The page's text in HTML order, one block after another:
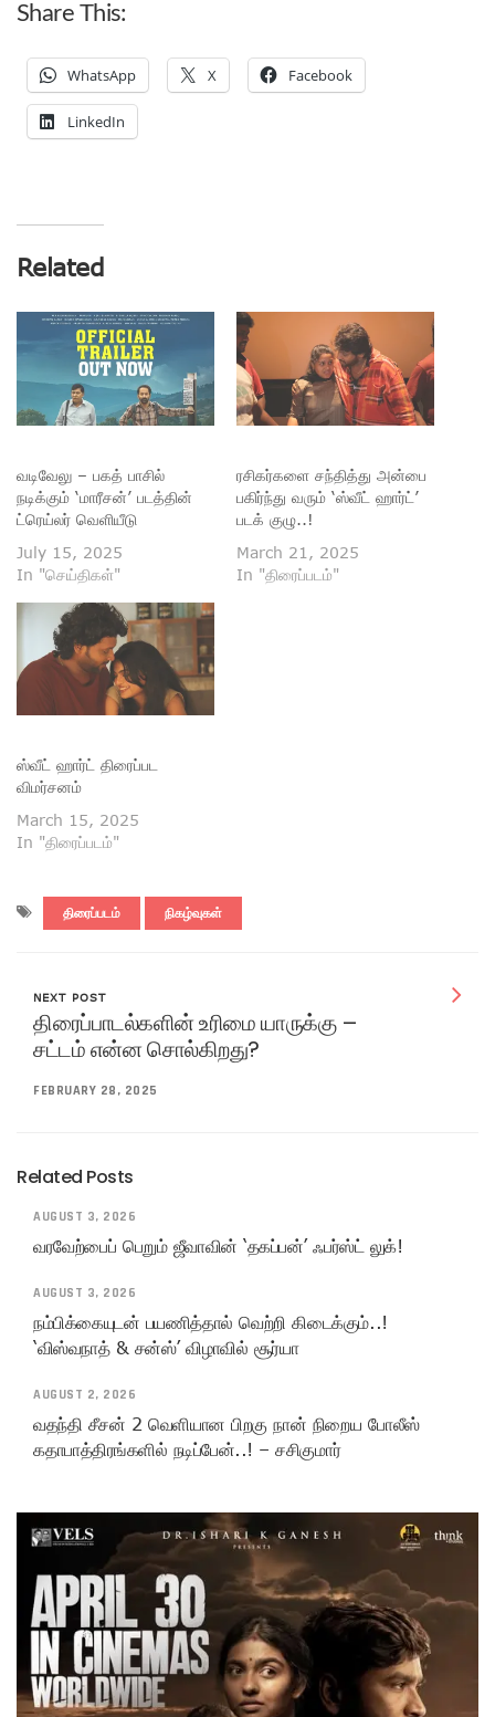
Share This:
WhatsApp X Facebook
LinkedIn
Related
வடிவேலு – பகத் பாசில்
நடிக்கும் ‘மாரீசன்’ படத்தின்
ட்ரெய்லர் வெளியீடு
July 15, 2025
In "செய்திகள்"
ரசிகர்களை சந்தித்து அன்பை
பகிர்ந்து வரும் ‘ஸ்வீட் ஹார்ட்’
படக் குழு..!
March 21, 2025
In "திரைப்படம்"
ஸ்வீட் ஹார்ட் திரைப்பட
விமர்சனம்
March 15, 2025
In "திரைப்படம்"
திரைப்படம் நிகழ்வுகள்
NEXT POST
திரைப்பாடல்களின் உரிமை யாருக்கு –
சட்டம் என்ன சொல்கிறது?
FEBRUARY 28, 2025
Related Posts
AUGUST 3, 2026
வரவேற்பைப் பெறும் ஜீவாவின் ‘தகப்பன்’ ஃபர்ஸ்ட் லுக்!
AUGUST 3, 2026
நம்பிக்கையுடன் பயணித்தால் வெற்றி கிடைக்கும்..!
‘விஸ்வநாத் & சன்ஸ்’ விழாவில் சூர்யா
AUGUST 2, 2026
வதந்தி சீசன் 2 வெளியான பிறகு நான் நிறைய போலீஸ்
கதாபாத்திரங்களில் நடிப்பேன்..! – சசிகுமார்